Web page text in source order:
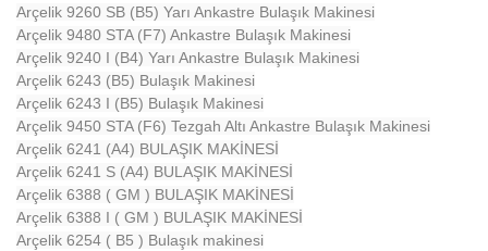
Arçelik 9260 SB (B5) Yarı Ankastre Bulaşık Makinesi
Arçelik 9480 STA (F7) Ankastre Bulaşık Makinesi
Arçelik 9240 I (B4) Yarı Ankastre Bulaşık Makinesi
Arçelik 6243 (B5) Bulaşık Makinesi
Arçelik 6243 I (B5) Bulaşık Makinesi
Arçelik 9450 STA (F6) Tezgah Altı Ankastre Bulaşık Makinesi
Arçelik 6241 (A4) BULAŞIK MAKİNESİ
Arçelik 6241 S (A4) BULAŞIK MAKİNESİ
Arçelik 6388 ( GM ) BULAŞIK MAKİNESİ
Arçelik 6388 I ( GM ) BULAŞIK MAKİNESİ
Arçelik 6254 ( B5 ) Bulaşık makinesi